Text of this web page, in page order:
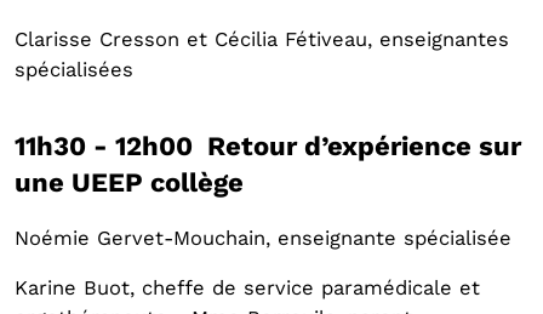
Clarisse Cresson et Cécilia Fétiveau, enseignantes
spécialisées
11h30 - 12h00 Retour d’expérience sur
une UEEP collège
Noémie Gervet-Mouchain, enseignante spécialisée
Karine Buot, cheffe de service paramédicale et